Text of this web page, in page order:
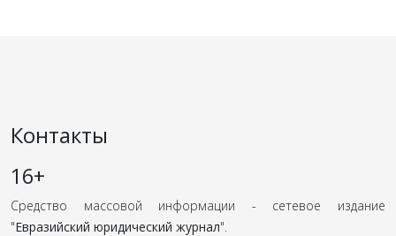
Контакты
16+
Средство массовой информации - сетевое издание
"Евразийский юридический журнал".